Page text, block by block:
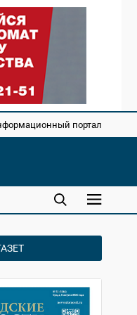
портал